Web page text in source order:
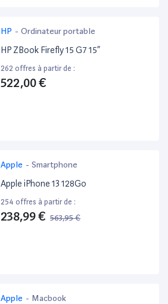
HP - Ordinateur portable
HP ZBook Firefly 15 G7 15”
262 offres à partir de :
522,00 €
Apple - Smartphone
Apple iPhone 13 128Go
254 offres à partir de :
238,99 € 563,95 €
Apple - Macbook